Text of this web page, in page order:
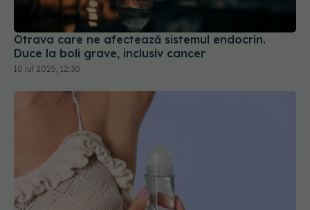
10 iul 2025, 12:30
De ce transpirația nu miroase și cum apare